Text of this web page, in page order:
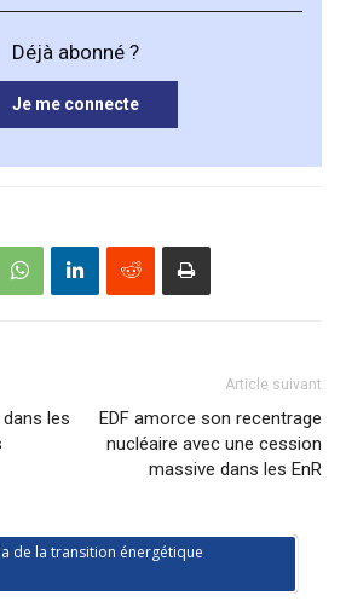
Déjà abonné ?
Je me connecte
les
Article suivant
EDF amorce son recentrage
nucléaire avec une cession
massive dans les EnR
de la transition énergétique